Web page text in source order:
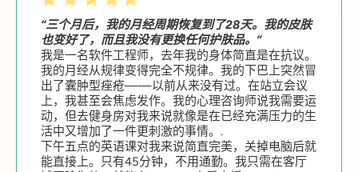
“三个月后，我的月经周期恢复到了28天。我的皮肤
也变好了，而且我没有更换任何护肤品。”
我是一名软件工程师，去年我的身体简直是在抗议。
我的月经从规律变得完全不规律。我的下巴上突然冒
出了囊肿型痤疮——以前从来没有过。在站立会议
上，我甚至会焦虑发作。我的心理咨询师说我需要运
动，但去健身房对我来说就像是在已经充满压力的生
活中又增加了一件更刺激的事情。.
下午五点的英语课对我来说简直完美，关掉电脑后就
能直接上。只有45分钟，不用通勤。我只需在客厅